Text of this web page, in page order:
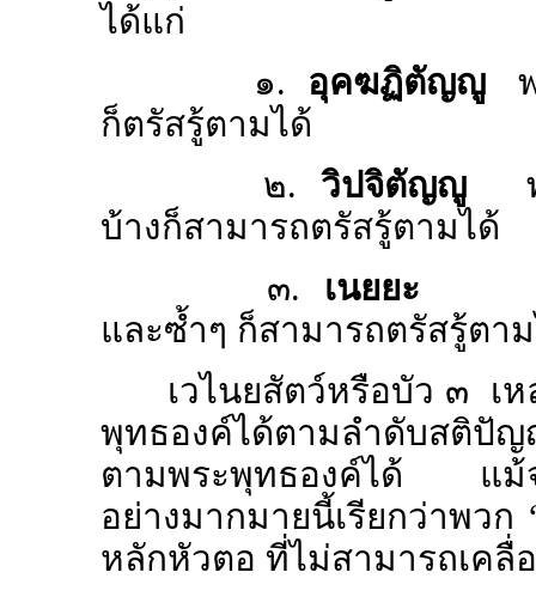
ได้แก่
๑.
อุคฆฏิตัญญูพ
ก็ตรัสรู้ตามได้
๒.วิปจิตัญญู พ
บ้างก็สามารถตรัสรู้ตามได้
๓. เนยยะ
และซ้ำๆ ก็สามารถตรัสรู้ตา
เวไนยสัตว์หรือบัว ๓ เ
พุทธองค์ได้ตามลำดับสติ
ตามพระพุทธองค์ได้ แม้จ
อย่างมากมายนี้เรียกว่าพวก
หลักหัวตอ ที่ไม่สามารถเคลื่